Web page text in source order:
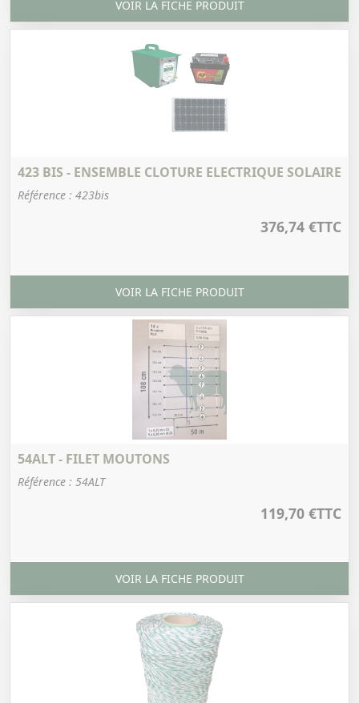
VOIR LA FICHE PRODUIT
423 BIS - ENSEMBLE CLOTURE ELECTRIQUE SOLAIRE
Référence : 423bis
376,74 €TTC
VOIR LA FICHE PRODUIT
54ALT - FILET MOUTONS
Référence : 54ALT
119,70 €TTC
VOIR LA FICHE PRODUIT